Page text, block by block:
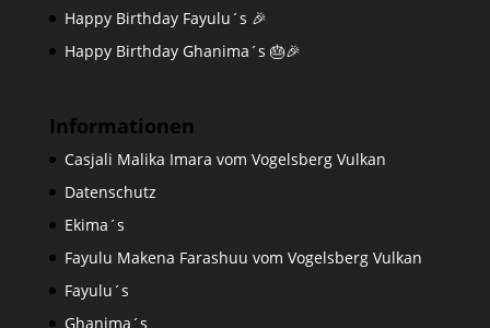
Happy Birthday Fayulu´s 🎉
Happy Birthday Ghanima´s 🎂🎉
Informationen
Casjali Malika Imara vom Vogelsberg Vulkan
Datenschutz
Ekima´s
Fayulu Makena Farashuu vom Vogelsberg Vulkan
Fayulu´s
Ghanima´s